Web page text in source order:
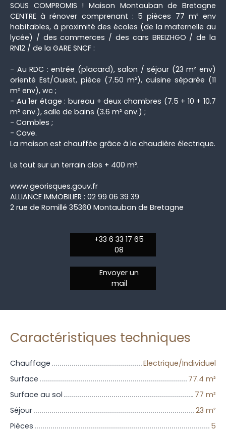
SOUS COMPROMIS ! Maison Montauban de Bretagne
CENTRE à rénover comprenant : 5 pièces 77 m² env
habitables, à proximité des écoles (de la maternelle au
lycée) / des commerces / des cars BREIZHGO / de la
RN12 / de la GARE SNCF :
- Au RDC : entrée (placard), salon / séjour (23 m² env)
orienté Est/Ouest, pièce (7.50 m²), cuisine séparée (11
m² env), wc ;
- Au 1er étage : bureau + deux chambres (7.5 + 10 + 10.7
m² env.), salle de bains (3.6 m² env.) ;
- Combles ;
- Cave.
La maison est chauffée grâce à la chaudière électrique.
Le tout sur un terrain clos + 400 m².
www.georisques.gouv.fr
ALLIANCE IMMOBILIER : 02 99 06 39 39
2 rue de Romillé 35360 Montauban de Bretagne
+33 6 33 17 65
08
Envoyer un
mail
Caractéristiques techniques
Chauffage
Electrique/Individuel
Surface
77.4 m²
Surface au sol
77 m²
Séjour
23 m²
Pièces
5